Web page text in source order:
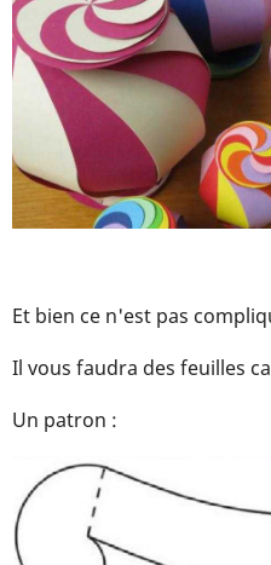
Et bien ce n'est pas
Il vous faudra des feuilles
Un patron :